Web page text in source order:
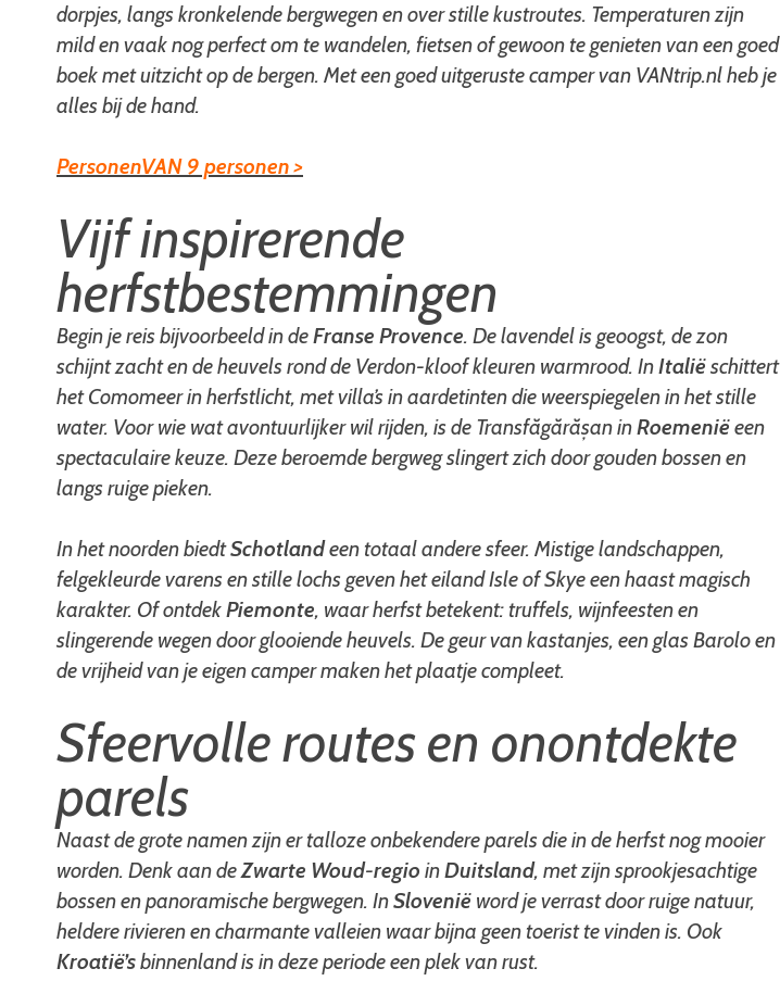
dorpjes, langs kronkelende bergwegen en over stille kustroutes. Temperaturen zijn
mild en vaak nog perfect om te wandelen, fietsen of gewoon te genieten van een goed
boek met uitzicht op de bergen. Met een goed uitgeruste camper van VANtrip.nl heb je
alles bij de hand.
PersonenVAN 9 personen >
Vijf inspirerende
herfstbestemmingen
Begin je reis bijvoorbeeld in deFranse Provence. De lavendel is geoogst, de zon
schijnt zacht en de heuvels rond de Verdon-kloof kleuren warmrood. InItaliëschittert
het Comomeer in herfstlicht, met villa’s in aardetinten die weerspiegelen in het stille
water. Voor wie wat avontuurlijker wil rijden, is de Transfăgărășan inRoemeniëeen
spectaculaire keuze. Deze beroemde bergweg slingert zich door gouden bossen en
langs ruige pieken.
In het noorden biedtSchotlandeen totaal andere sfeer. Mistige landschappen,
felgekleurde varens en stille lochs geven het eiland Isle of Skye een haast magisch
karakter. Of ontdekPiemonte, waar herfst betekent: truffels, wijnfeesten en
slingerende wegen door glooiende heuvels. De geur van kastanjes, een glas Barolo en
de vrijheid van je eigen camper maken het plaatje compleet.
Sfeervolle routes en onontdekte
parels
Naast de grote namen zijn er talloze onbekendere parels die in de herfst nog mooier
worden. Denk aan deZwarte Woud-regio inDuitsland, met zijn sprookjesachtige
bossen en panoramische bergwegen. InSlovenië word je verrast door ruige natuur,
heldere rivieren en charmante valleien waar bijna geen toerist te vinden is. Ook
Kroatië’sbinnenland is in deze periode een plek van rust.